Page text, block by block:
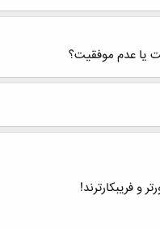
و فریبکارترند!